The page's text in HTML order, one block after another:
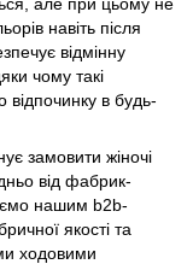
навіть після
відмінну
чому такі
в будь-
замовити жіночі
від фабрик-
нашим b2b-
якості та
ходовими